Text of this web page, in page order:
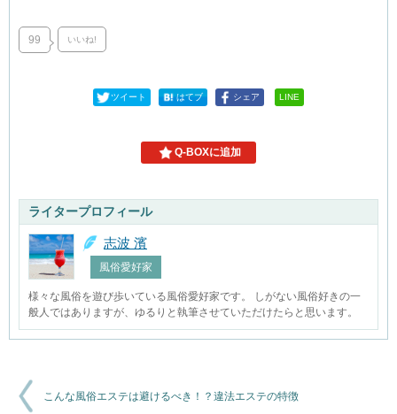
99 いいね!
ツイート はてブ シェア LINE
Q-BOXに追加
ライタープロフィール
志波 濱
風俗愛好家
様々な風俗を遊び歩いている風俗愛好家です。 しがない風俗好きの一
般人ではありますが、ゆるりと執筆させていただけたらと思います。
こんな風俗エステは避けるべき！？違法エステの特徴